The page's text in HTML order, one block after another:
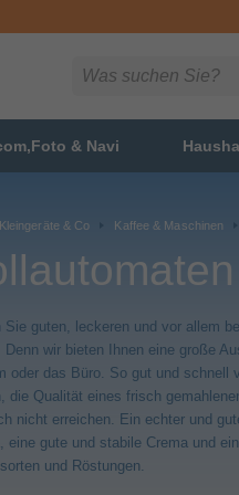
& Navi
Kleingeräte & Co Kaffee & Maschinen
Sie guten, leckeren und vor allem
Denn wir bieten Ihnen eine große
oder das Büro. So gut und schnell
die Qualität eines frisch
nicht erreichen. Ein echter und
eine gute und stabile Crema und
und Röstungen.